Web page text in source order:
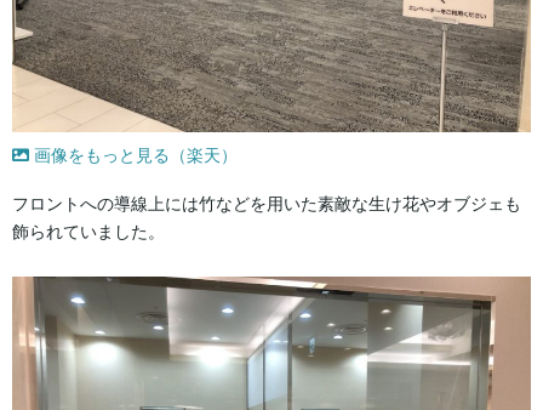
画像をもっと見る（楽天）
フロントへの導線上には竹などを用いた素敵な生け花やオブジェも
飾られていました。